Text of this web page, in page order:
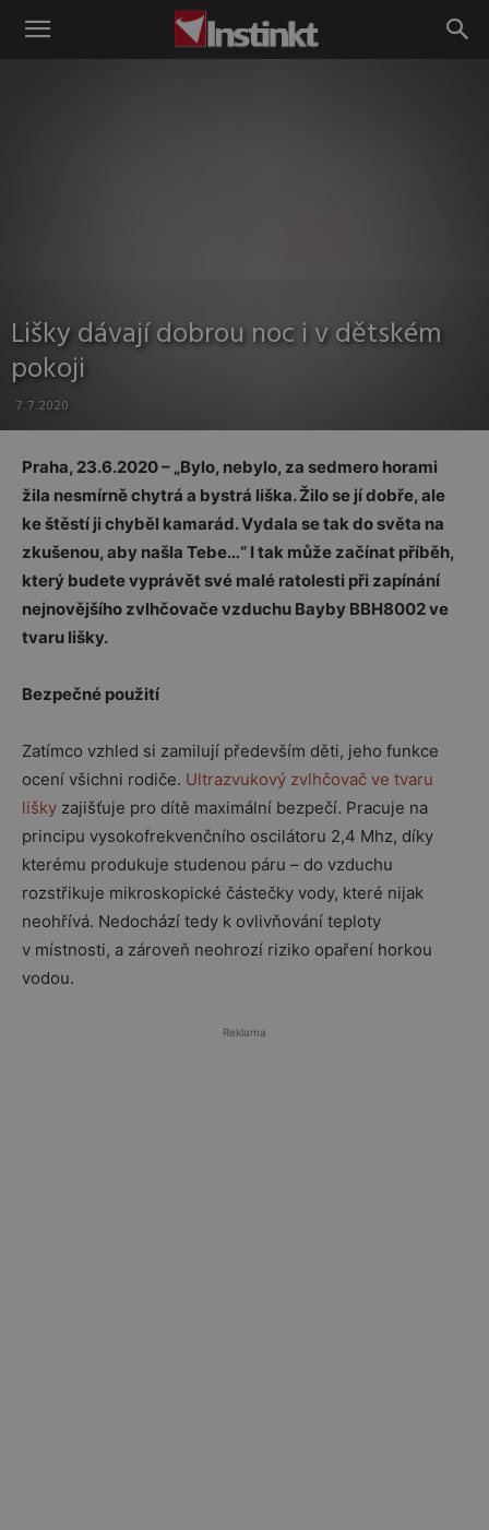
Instinkt
Lišky dávají dobrou noc i v dětském
pokoji
7.7.2020
Praha, 23.6.2020 – „Bylo, nebylo, za sedmero horami
žila nesmírně chytrá a bystrá liška. Žilo se jí dobře, ale
ke štěstí ji chyběl kamarád. Vydala se tak do světa na
zkušenou, aby našla Tebe…“ I tak může začínat příběh,
který budete vyprávět své malé ratolesti při zapínání
nejnovějšího zvlhčovače vzduchu Bayby BBH8002 ve
tvaru lišky.
Bezpečné použití
Zatímco vzhled si zamilují především děti, jeho funkce
ocení všichni rodiče. Ultrazvukový zvlhčovač ve tvaru
lišky zajišťuje pro dítě maximální bezpečí. Pracuje na
principu vysokofrekvenčního oscilátoru 2,4 Mhz, díky
kterému produkuje studenou páru – do vzduchu
rozstřikuje mikroskopické částečky vody, které nijak
neohřívá. Nedochází tedy k ovlivňování teploty
v místnosti, a zároveň neohrozí riziko opaření horkou
vodou.
Reklama